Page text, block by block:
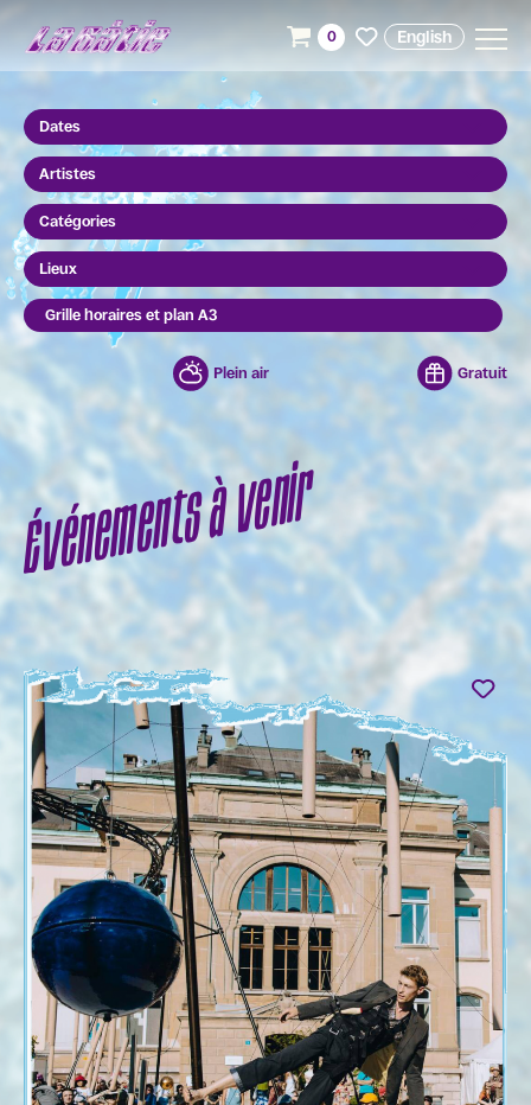
Dates
Artistes
Catégories
Lieux
Grille horaires et plan A3
Plein air Gratuit
Événements à venir
0 English